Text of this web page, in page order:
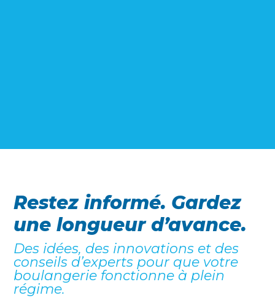
Restez informé. Gardez
une longueur d’avance.
Des idées, des innovations et des
conseils d’experts pour que votre
boulangerie fonctionne à plein
régime.